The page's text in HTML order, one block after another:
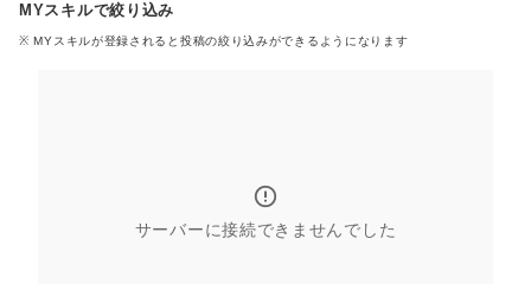
MYスキルで絞り込み
※ MYスキルが登録される と投稿の絞り込みができるようになります
サーバーに接続できませんでした